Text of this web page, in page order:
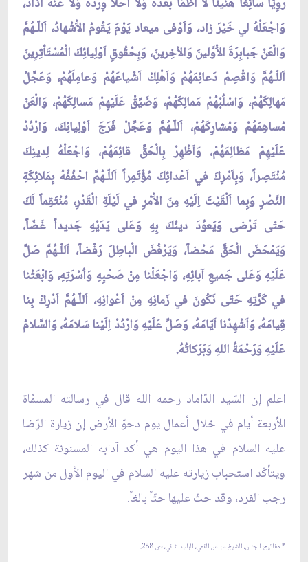
وَاجْعَلْهُ لي خَيْرَ زاد، وَاَوْفى ميعاد يَوْمَ يَقُومُ الاَْشْهادُ، اَللّـهُمَّ
وَالْعَنْ جَبابِرَةَ الاَْوَّلينَ وَالاْخِرينَ، وَبِحُقُوقِ اَوْلِيائِكَ الْمُسْتَأثِرِينَ
اَللّـهُمَّ وَاقْصِمْ دَعائِمَهُمْ وَاَهْلِكْ اَشْياعَهُمْ وَعامِلَهُمْ، وَعَجِّلْ
مَهالِكَهُمْ، وَاسْلُبْهُمْ مَمالِكَهُمْ، وَضَيِّقْ عَلَيْهِمْ مَسالِكَهُمْ، وَالْعَنْ
مُساهِمَهُمْ وَمُشارِكَهُمْ، اَللّـهُمَّ وَعَجِّلْ فَرَجَ اَوْلِيائِكَ، وَارْدُدْ
عَلَيْهِمْ مَظالِمَهُمْ، وَاَظْهِرْ بِالْحَقِّ قائِمَهُمْ، وَاجْعَلْهُ لِدينِكَ
مُنْتَصِراً، وَبِاَمْرِكَ في اَعْدائِكَ مُؤْتَمِراً اَللّـهُمَّ احْفُفْهُ بِمَلائِكَةِ
النَّصْرِ وَبِما اَلْقَيْتَ اِلَيْهِ مِنَ الاَْمْرِ في لَيْلَةِ الْقَدْرِ، مُنْتَقِماً لَكَ
حَتّى تَرْضى وَيَعوُدَ دينُكَ بِهِ وَعَلى يَدَيْهِ جَديداً غَضّاً،
وَيَمْحَضَ الْحَقَّ مَحْضاً، وَيَرْفُضَ الْباطِلَ رَفْضاً، اَللّـهُمَّ صَلِّ
عَلَيْهِ وَعَلى جَميعِ آبائِهِ، وَاجْعَلْنا مِنْ صَحْبِهِ وَاُسْرَتِهِ، وَابْعَثْنا
في كَرَّتِهِ حَتّى نَكُونَ في زَمانِهِ مِنْ اَعْوانِهِ، اَللّـهُمَّ اَدْرِكْ بِنا
قِيامَهُ، وَاَشْهِدْنا اَيّامَهُ، وَصَلِّ عَلَيْهِ وَارْدُدْ اِلَيْنا سَلامَهُ، وَالسَّلامُ
عَلَيْهِ وَرَحْمَةُ اللهِ وَبَرَكاتُهُ.
اعلم إن السّيد الدّاماد رحمه الله قال في رسالته المسمّاة
الأربعة أيام في خلال أعمال يوم دحوّ الأرض إن زيارة الرّضا
عليه السلام في هذا اليوم هي أكد آدابه المسنونة كذلك،
ويتأكّد استحباب زيارته عليه السلام في اليوم الأول من شهر
رجب الفرد، وقد حثّ عليها حثّاً بالغاً.
* مفاتيح الجنان، الشيخ عباس القمي، الباب الثاني، ص 288.